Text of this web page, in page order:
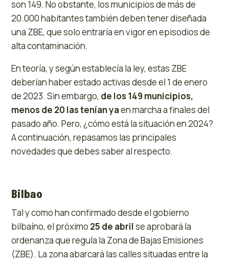
son 149. No obstante, los municipios de más de
20.000 habitantes también deben tener diseñada
una ZBE, que solo entraría en vigor en episodios de
alta contaminación.
En teoría, y según establecía la ley, estas ZBE
deberían haber estado activas desde el 1 de enero
de 2023. Sin embargo, de los 149 municipios,
menos de 20 las tenían yaen marcha a finales del
pasado año. Pero, ¿cómo está la situación en 2024?
A continuación, repasamos las principales
novedades que debes saber al respecto.
Bilbao
Tal y como han confirmado desde el gobierno
bilbaíno, el próximo 25 de abrilse aprobará la
ordenanza que regula la Zona de Bajas Emisiones
(ZBE). La zona abarcará las calles situadas entre la